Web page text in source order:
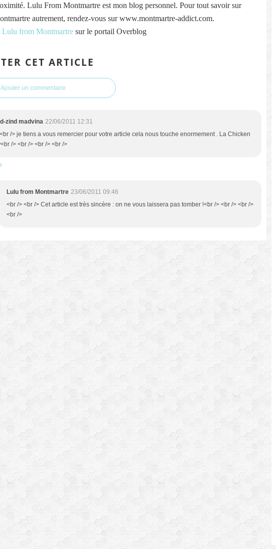
Lulu From Montmartre est mon blog personnel. Pour tout savoir sur
autrement, rendez-vous sur www.montmartre-addict.com.
Lulu from Montmartre sur le portail Overblog
CET ARTICLE
Ajouter un commentaire
zind madvina 22/06/2011 12:31
/> je tiens a vous remercier pour votre article cela nous touche enormement . La Chicken
/> <br /> <br /> <br />
Lulu from Montmartre 23/06/2011 09:46
<br /> <br /> Cet article est très sincère : on ne vous laissera pas tomber !<br /> <br /> <br />
<br />